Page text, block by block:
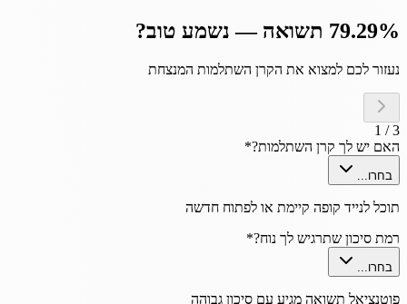
79.29% תשואה — נשמע טוב?
נעזור לכם למצוא את הקרן השתלמות המנצחת
1 /3
האם יש לך קרן השתלמות?*
בחרו...
תוכל לנייד קופה קיימת או לפתוח חדשה
רמת סיכון שתרגיש לך נוח?*
בחרו...
פוטנציאל תשואה מגיע עם סיכון גבוהה